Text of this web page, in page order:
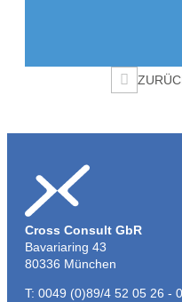
Cross Consult GbR
Bavariaring 43
80336 München
T: 0049 (0)89/4 52 05 26 - 0